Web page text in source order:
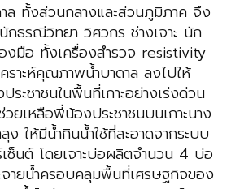
ล ทั้งส่วนกลางและส่วนภูมิภาค จึง
ธรณีวิทยา วิศวกร ช่างเจาะ นัก
งมือ ทั้งเครื่องสำรวจ resistivity
คราะห์คุณภาพน้ำบาดาล ลงไปให้
ะชาชนในพื้นที่เกาะอย่างเร่งด่วน
ยเหลือพี่น้องประชาชนบนเกาะนาง
ให้มีน้ำกินน้ำใช้ที่สะอาดจากระบบ
เซ็นต์ โดยเจาะบ่อผลิตจำนวน 4 บ่อ
จายน้ำครอบคลุมพื้นที่เศรษฐกิจของ